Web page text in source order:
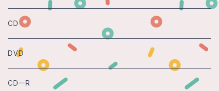
CD
DVD
CDーR